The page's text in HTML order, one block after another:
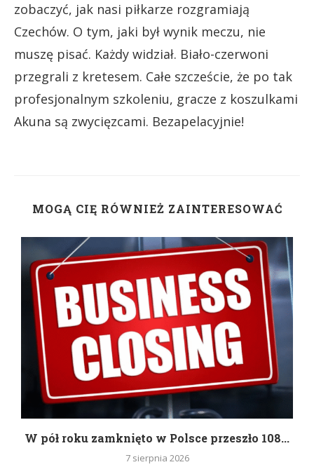
zobaczyć, jak nasi piłkarze rozgramiają
Czechów. O tym, jaki był wynik meczu, nie
muszę pisać. Każdy widział. Biało-czerwoni
przegrali z kretesem. Całe szczeście, że po tak
profesjonalnym szkoleniu, gracze z koszulkami
Akuna są zwycięzcami. Bezapelacyjnie!
MOGĄ CIĘ RÓWNIEŻ ZAINTERESOWAĆ
W pół roku zamknięto w Polsce przeszło 108...
7 sierpnia 2026